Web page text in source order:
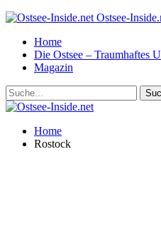
Ostsee-
Home
Die Ostsee – Traumhaftes
Magazin
Home
Rostock